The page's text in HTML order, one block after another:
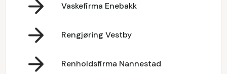
Vaskefirma Enebakk
Rengjøring Vestby
Renholdsfirma Nannestad